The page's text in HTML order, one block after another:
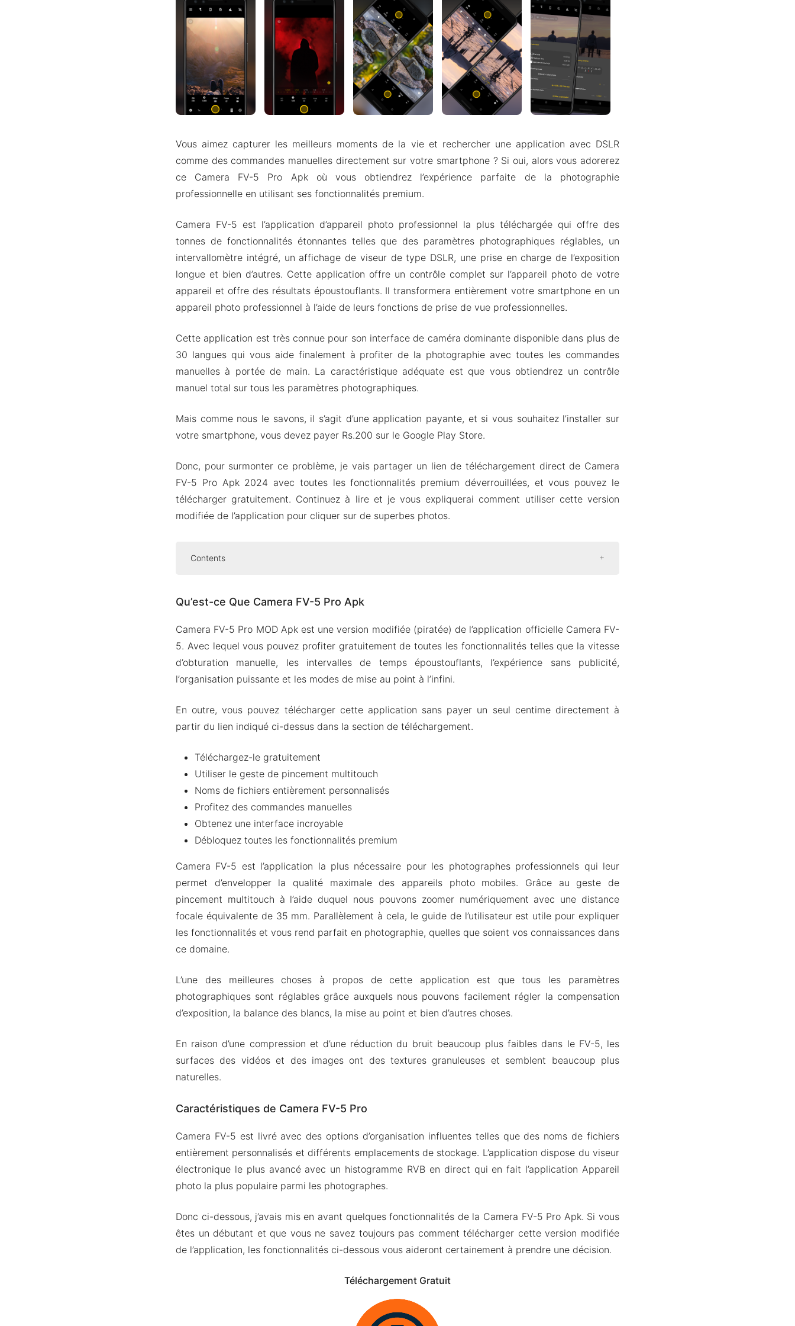
Vous aimez capturer les meilleurs moments de la vie et rechercher une application avec DSLR
comme des commandes manuelles directement sur votre smartphone ? Si oui, alors vous adorerez
ce Camera FV-5 Pro Apk où vous obtiendrez l’expérience parfaite de la photographie
professionnelle en utilisant ses fonctionnalités premium.
Camera FV-5 est l’application d’appareil photo professionnel la plus téléchargée qui offre des
tonnes de fonctionnalités étonnantes telles que des paramètres photographiques réglables, un
intervallomètre intégré, un affichage de viseur de type DSLR, une prise en charge de l’exposition
longue et bien d’autres. Cette application offre un contrôle complet sur l’appareil photo de votre
appareil et offre des résultats époustouflants. Il transformera entièrement votre smartphone en un
appareil photo professionnel à l’aide de leurs fonctions de prise de vue professionnelles.
Cette application est très connue pour son interface de caméra dominante disponible dans plus de
30 langues qui vous aide finalement à profiter de la photographie avec toutes les commandes
manuelles à portée de main. La caractéristique adéquate est que vous obtiendrez un contrôle
manuel total sur tous les paramètres photographiques.
Mais comme nous le savons, il s’agit d’une application payante, et si vous souhaitez l’installer sur
votre smartphone, vous devez payer Rs.200 sur le Google Play Store.
Donc, pour surmonter ce problème, je vais partager un lien de téléchargement direct de Camera
FV-5 Pro Apk 2024 avec toutes les fonctionnalités premium déverrouillées, et vous pouvez le
télécharger gratuitement. Continuez à lire et je vous expliquerai comment utiliser cette version
modifiée de l’application pour cliquer sur de superbes photos.
Contents
Caractéristiques de Camera FV-5 Pro
Prend en Charge Plusieurs Langues
Entièrement Réglable
Obturateur À Distance Bluetooth
Quelques Fonctionnalités Supplémentaires
Comment Télécharger Et Installer Camera FV-5 Pro sur Android
Les Gens Demandent Aussi (FAQs)
Envelopper
Qu’est-ce Que Camera FV-5 Pro Apk
Camera FV-5 Pro MOD Apk est une version modifiée (piratée) de l’application officielle Camera FV-
5. Avec lequel vous pouvez profiter gratuitement de toutes les fonctionnalités telles que la vitesse
d’obturation manuelle, les intervalles de temps époustouflants, l’expérience sans publicité,
l’organisation puissante et les modes de mise au point à l’infini.
En outre, vous pouvez télécharger cette application sans payer un seul centime directement à
partir du lien indiqué ci-dessus dans la section de téléchargement.
Téléchargez-le gratuitement
Utiliser le geste de pincement multitouch
Noms de fichiers entièrement personnalisés
Profitez des commandes manuelles
Obtenez une interface incroyable
Débloquez toutes les fonctionnalités premium
Camera FV-5 est l’application la plus nécessaire pour les photographes professionnels qui leur
permet d’envelopper la qualité maximale des appareils photo mobiles. Grâce au geste de
pincement multitouch à l’aide duquel nous pouvons zoomer numériquement avec une distance
focale équivalente de 35 mm. Parallèlement à cela, le guide de l’utilisateur est utile pour expliquer
les fonctionnalités et vous rend parfait en photographie, quelles que soient vos connaissances dans
ce domaine.
L’une des meilleures choses à propos de cette application est que tous les paramètres
photographiques sont réglables grâce auxquels nous pouvons facilement régler la compensation
d’exposition, la balance des blancs, la mise au point et bien d’autres choses.
En raison d’une compression et d’une réduction du bruit beaucoup plus faibles dans le FV-5, les
surfaces des vidéos et des images ont des textures granuleuses et semblent beaucoup plus
naturelles.
Caractéristiques de Camera FV-5 Pro
Camera FV-5 est livré avec des options d’organisation influentes telles que des noms de fichiers
entièrement personnalisés et différents emplacements de stockage. L’application dispose du viseur
électronique le plus avancé avec un histogramme RVB en direct qui en fait l’application Appareil
photo la plus populaire parmi les photographes.
Donc ci-dessous, j’avais mis en avant quelques fonctionnalités de la Camera FV-5 Pro Apk. Si vous
êtes un débutant et que vous ne savez toujours pas comment télécharger cette version modifiée
de l’application, les fonctionnalités ci-dessous vous aideront certainement à prendre une décision.
Téléchargement Gratuit